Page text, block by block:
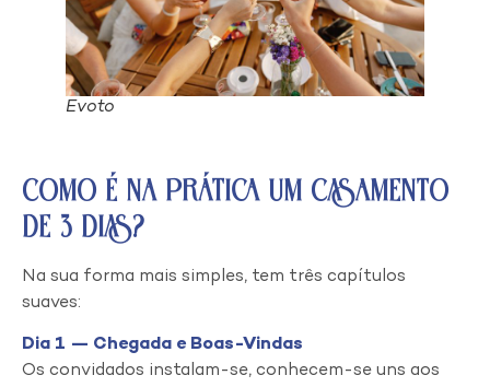
Evoto
Como é na Prática um Casamento
de 3 Dias?
Na sua forma mais simples, tem três capítulos
suaves:
Dia 1 — Chegada e Boas-Vindas
Os convidados instalam-se, conhecem-se uns aos